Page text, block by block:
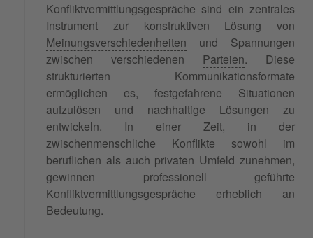
Konfliktvermittlungsgespräche sind ein zentrales
Instrument zur konstruktiven Lösung von
Meinungsverschiedenheiten und Spannungen
zwischen verschiedenen Parteien. Diese
strukturierten Kommunikationsformate
ermöglichen es, festgefahrene Situationen
aufzulösen und nachhaltige Lösungen zu
entwickeln. In einer Zeit, in der
zwischenmenschliche Konflikte sowohl im
beruflichen als auch privaten Umfeld zunehmen,
gewinnen professionell geführte
Konfliktvermittlungsgespräche erheblich an
Bedeutung.